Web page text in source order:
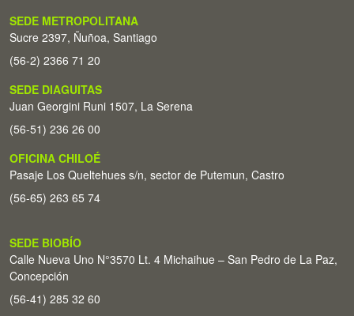
SEDE METROPOLITANA
Sucre 2397, Ñuñoa, Santiago
(56-2) 2366 71 20
SEDE DIAGUITAS
Juan Georgini Runi 1507, La Serena
(56-51) 236 26 00
OFICINA CHILOÉ
Pasaje Los Queltehues s/n, sector de Putemun, Castro
(56-65) 263 65 74
SEDE BIOBÍO
Calle Nueva Uno N°3570 Lt. 4 Michaihue – San Pedro de La Paz,
Concepción
(56-41) 285 32 60